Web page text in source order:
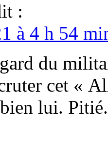
:
à 4 h 54
du
cet «
lui. Pitié.